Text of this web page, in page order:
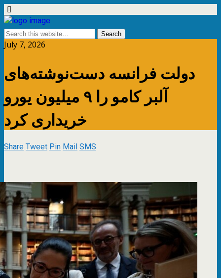
July 7, 2026
دولت فرانسه دست‌نوشته‌های
آلبر کامو را ۹ میلیون یورو
خریداری کرد
ShareTweetPinMailSMS